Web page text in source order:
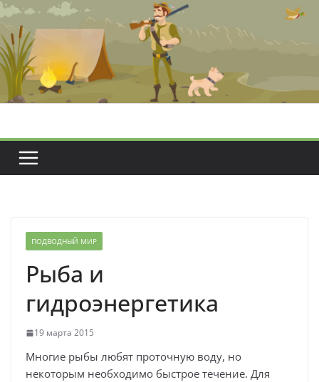
Перейти
содержимому
ПОДВОДНЫЙ МИР
Рыба и
гидроэнергетика
19 марта 2015
Многие рыбы любят проточную воду, но
некоторым необходимо быстрое течение. Для